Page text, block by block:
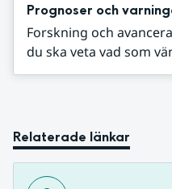
Prognoser och
Forskning och
du ska veta vad som
Relaterade länkar